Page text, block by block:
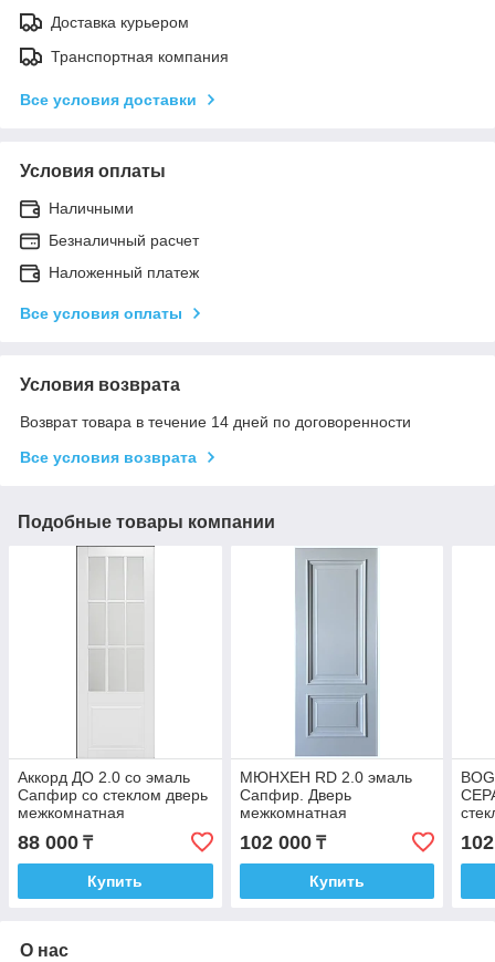
Доставка курьером
Транспортная компания
Все условия доставки
Условия оплаты
Наличными
Безналичный расчет
Наложенный платеж
Все условия оплаты
Условия возврата
Возврат товара в течение 14 дней по договоренности
Все условия возврата
Подобные товары компании
Аккорд ДО 2.0 со эмаль
Сапфир со стеклом дверь
межкомнатная
88 000 ₸
Купить
МЮНХЕН RD 2.0 эмаль
Сапфир. Дверь
межкомнатная
102 000₸
Купить
О нас